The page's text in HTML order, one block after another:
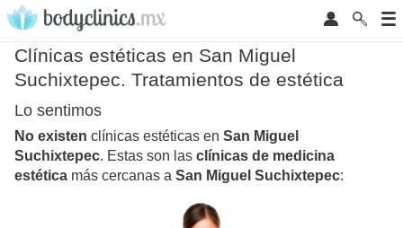
Clínicas estéticas en San Miguel
Suchixtepec. Tratamientos de estética
Lo sentimos
No existen clínicas estéticas en San Miguel
Suchixtepec. Estas son las clínicas de medicina
estética más cercanas a San Miguel Suchixtepec: